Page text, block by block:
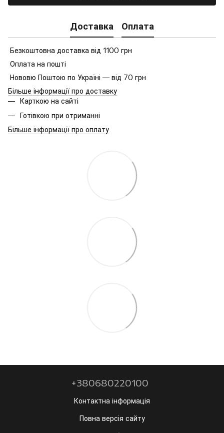
Доставка Оплата
Безкоштовна доставка від 1100 грн
Оплата на пошті
Нововю Поштою по Україні — від 70 грн
Більше інформації про доставку
Карткою на сайті
Готівкою при отриманні
Більше інформації про оплату
+380680220100
Контактна інформація
Повна версія сайту